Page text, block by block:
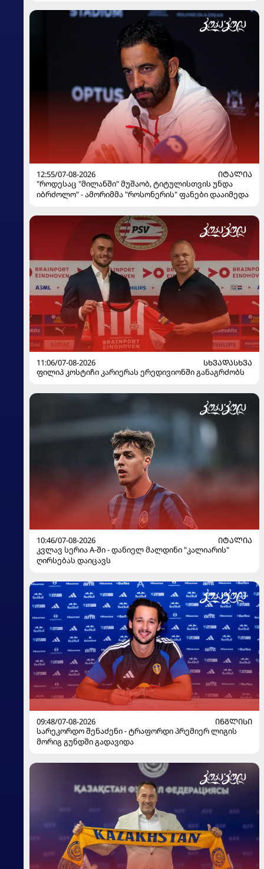
12:55/07-08-2026
ᲘᲢᲐᲚᲘᲐ
"როდესაც "მილანში" მუშაობ, ტიტულისთვის უნდა
იბრძოლო" - ამორიმმა "როსონერის" ფანები დააიმედა
11:06/07-08-2026
ᲡᲮᲕᲐᲓᲐᲡᲮᲕᲐ
ფილიპ კოსტიჩი კარიერას ერედივიონში განაგრძობს
10:46/07-08-2026
ᲘᲢᲐᲚᲘᲐ
კვლავ სერია A-ში - დანიელ მალდინი "კალიარის"
ღირსებას დაიცავს
09:48/07-08-2026
ᲘᲜᲒᲚᲘᲡᲘ
სარეკორდო შენაძენი - ტრაფორდი პრემიერ ლიგის
მორიგ გუნდში გადავიდა